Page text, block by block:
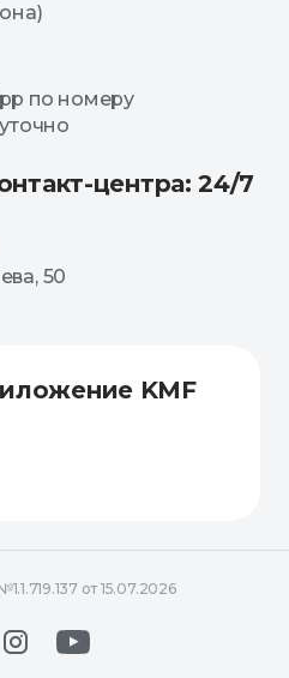
по номеру
центра: 24/7
50
KMF
от 15.07.2026